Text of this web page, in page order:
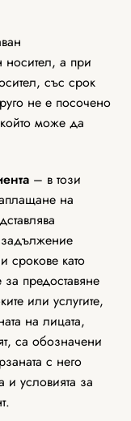
носител, а при
със срок
не е посочено
може да
– в този
на
задължение
срокове като
предоставяне
или услугите,
на лицата,
са обозначени
с него
и условията за